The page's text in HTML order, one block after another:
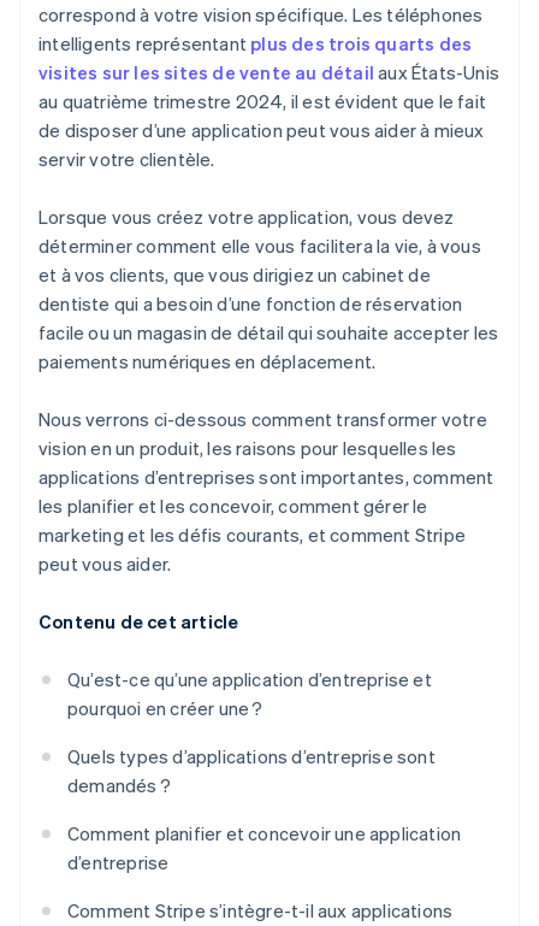
Une année gratuite de Stripe Payments, plus de
50 000 $ en crédits et remises partenaires
correspond à votre vision spécifique. Les téléphones
intelligents représentant plus des trois quarts des
visites sur les sites de vente au détail aux États-Unis
au quatrième trimestre 2024, il est évident que le fait
de disposer d’une application peut vous aider à mieux
servir votre clientèle.
Lorsque vous créez votre application, vous devez
déterminer comment elle vous facilitera la vie, à vous
et à vos clients, que vous dirigiez un cabinet de
dentiste qui a besoin d’une fonction de réservation
facile ou un magasin de détail qui souhaite accepter les
paiements numériques en déplacement.
Nous verrons ci-dessous comment transformer votre
vision en un produit, les raisons pour lesquelles les
applications d’entreprises sont importantes, comment
les planifier et les concevoir, comment gérer le
marketing et les défis courants, et comment Stripe
peut vous aider.
Contenu de cet article
Qu’est-ce qu’une application d’entreprise et
pourquoi en créer une ?
Quels types d’applications d’entreprise sont
demandés ?
Comment planifier et concevoir une application
d’entreprise
Comment Stripe s’intègre-t-il aux applications